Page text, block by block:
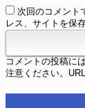
次回のコメント
レス、サイトを保存
コメントの投稿に
注意ください。